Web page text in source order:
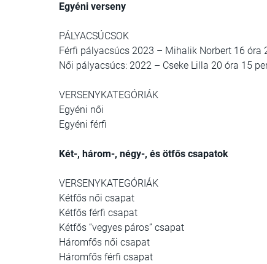
Egyéni verseny
PÁLYACSÚCSOK
Férfi pályacsúcs 2023 – Mihalik Norbert 16 óra
Női pályacsúcs: 2022 – Cseke Lilla 20 óra 15
VERSENYKATEGÓRIÁK
Egyéni női
Egyéni férfi
Két-, három-, négy-, és ötfős csapatok
VERSENYKATEGÓRIÁK
Kétfős női csapat
Kétfős férfi csapat
Kétfős “vegyes páros” csapat
Háromfős női csapat
Háromfős férfi csapat